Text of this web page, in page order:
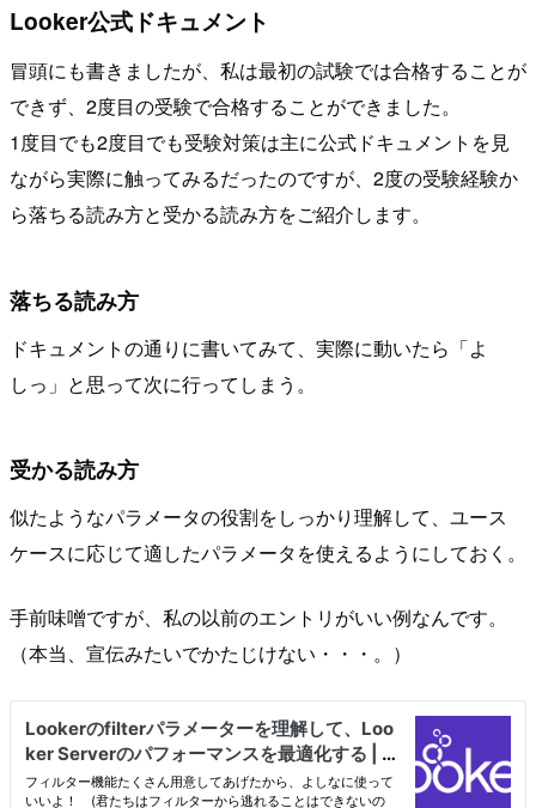
Looker公式ドキュメント
冒頭にも書きましたが、私は最初の試験では合格することが
できず、2度目の受験で合格することができました。
1度目でも2度目でも受験対策は主に公式ドキュメントを見
ながら実際に触ってみるだったのですが、2度の受験経験か
ら落ちる読み方と受かる読み方をご紹介します。
落ちる読み方
ドキュメントの通りに書いてみて、実際に動いたら「よ
しっ」と思って次に行ってしまう。
受かる読み方
似たようなパラメータの役割をしっかり理解して、ユース
ケースに応じて適したパラメータを使えるようにしておく。
手前味噌ですが、私の以前のエントリがいい例なんです。
（本当、宣伝みたいでかたじけない・・・。）